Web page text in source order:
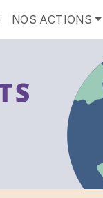
NOS ACTIONS